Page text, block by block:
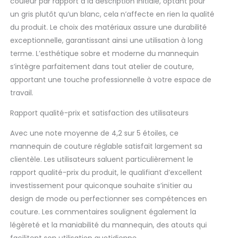
un gris plutôt qu’un blanc, cela n’affecte en rien la qualité
du produit. Le choix des matériaux assure une durabilité
exceptionnelle, garantissant ainsi une utilisation à long
terme. L’esthétique sobre et moderne du mannequin
s’intègre parfaitement dans tout atelier de couture,
apportant une touche professionnelle à votre espace de
travail.
Rapport qualité-prix et satisfaction des utilisateurs
Avec une note moyenne de 4,2 sur 5 étoiles, ce
mannequin de couture réglable satisfait largement sa
clientèle. Les utilisateurs saluent particulièrement le
rapport qualité-prix du produit, le qualifiant d’excellent
investissement pour quiconque souhaite s’initier au
design de mode ou perfectionner ses compétences en
couture. Les commentaires soulignent également la
légèreté et la maniabilité du mannequin, des atouts qui